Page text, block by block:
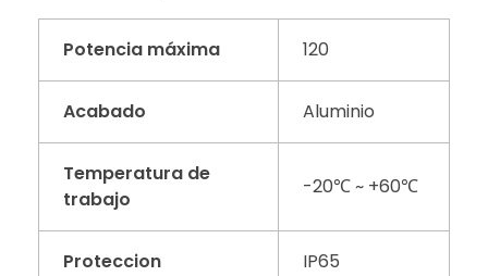
Potencia máxima 120
Acabado Aluminio
Temperatura de
trabajo
-20℃ ~ +60℃
Proteccion IP65